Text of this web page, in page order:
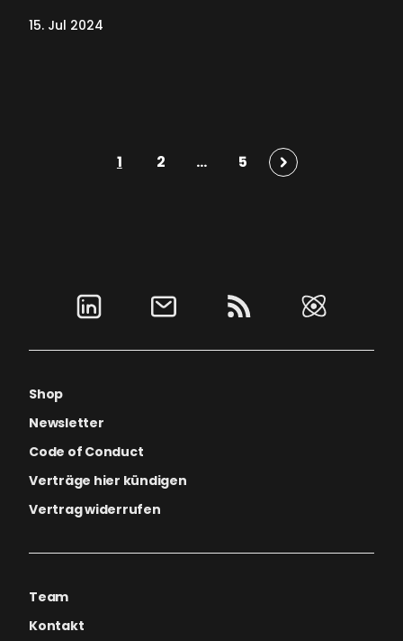
15. Jul 2024
1 2 ... 5
Shop
Newsletter
Code of Conduct
Verträge hier kündigen
Vertrag widerrufen
Team
Kontakt